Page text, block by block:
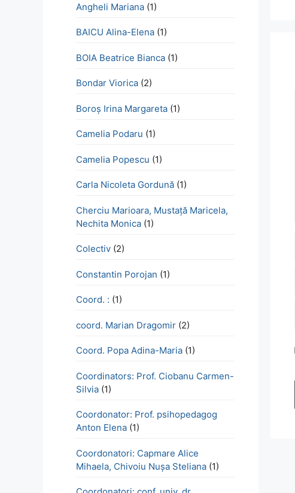
Angheli Mariana (1)
BAICU Alina-Elena (1)
BOIA Beatrice Bianca (1)
Bondar Viorica (2)
Boroş Irina Margareta (1)
Camelia Podaru (1)
Camelia Popescu (1)
Carla Nicoleta Gordună (1)
Cherciu Marioara, Mustață Maricela,
Nechita Monica (1)
Colectiv (2)
Constantin Porojan (1)
Coord. : (1)
coord. Marian Dragomir (2)
Coord. Popa Adina-Maria (1)
Coordinators: Prof. Ciobanu Carmen-
Silvia (1)
Coordonator: Prof. psihopedagog
Anton Elena (1)
Coordonatori: Capmare Alice
Mihaela, Chivoiu Nușa Steliana (1)